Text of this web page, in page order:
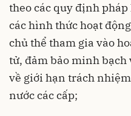
theo các quy định
các hình thức hoạt
chủ thể tham gia vào
tử, đảm bảo minh
về giới hạn trách
nước các cấp;